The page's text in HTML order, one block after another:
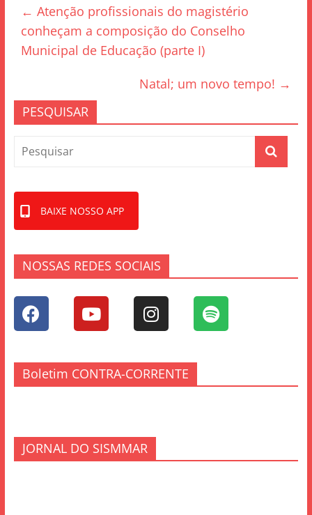
b
o
o
← Atenção profissionais do magistério
conheçam a composição do Conselho
Municipal de Educação (parte I)
Natal; um novo tempo! →
PESQUISAR
BAIXE NOSSO APP
NOSSAS REDES SOCIAIS
Boletim CONTRA-CORRENTE
JORNAL DO SISMMAR